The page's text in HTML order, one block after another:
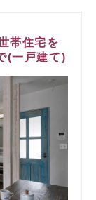
帯住宅を
(一戸建て)